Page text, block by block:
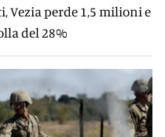
Vezia perde 1,5 milioni e
del 28%